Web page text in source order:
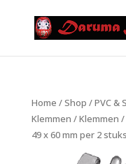
Home /Shop /PVC &
Klemmen /Klemmen /
49 x 60 mm per 2 stuks